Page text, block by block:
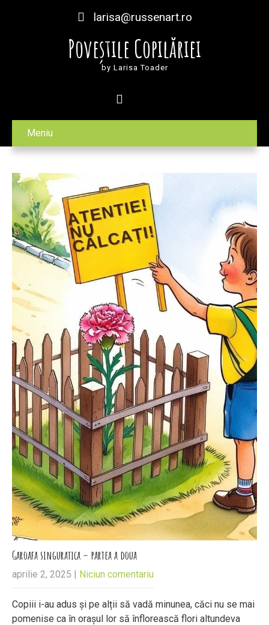
larisa@russenart.ro
Poveștile Copilăriei
by Larisa Toader
Meniu
Garoafa singuratica – partea a doua
aprilie 2, 2025 | Niciun comentariu
Copiii i-au adus și pe alții să vadă minunea, căci nu se mai
pomenise ca în orașul lor să înflorească flori altundeva